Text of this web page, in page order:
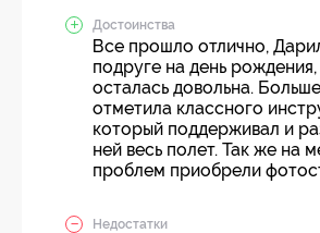
Достоинства
Все прошло отлично,
подруге на день
осталась довольна.
отметила классного
который поддерживал и
ней весь полет. Так же на
проблем приобрели
Недостатки